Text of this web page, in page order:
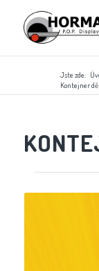
Jste zde:
Kontejner